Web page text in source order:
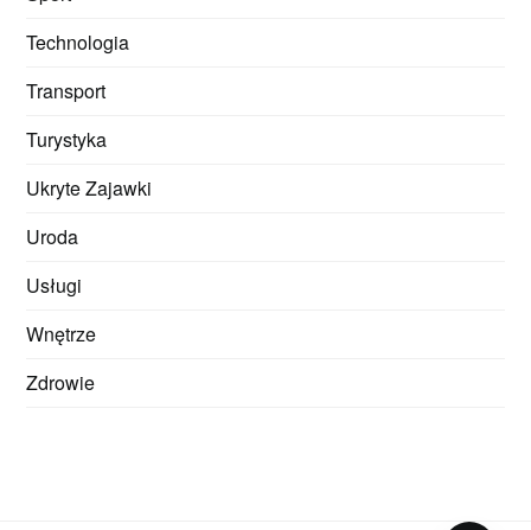
Technologia
Transport
Turystyka
Ukryte Zajawki
Uroda
Usługi
Wnętrze
Zdrowie